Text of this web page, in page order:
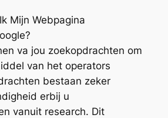
va jou zoekopdrachten om
van het operators
bestaan zeker
erbij u
vanuit research. Dit